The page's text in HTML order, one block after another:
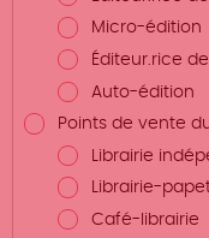
Micro-édition
Éditeur.rice
Auto-édition
Points de vente
Librairie
Librairie-
Café-librairie